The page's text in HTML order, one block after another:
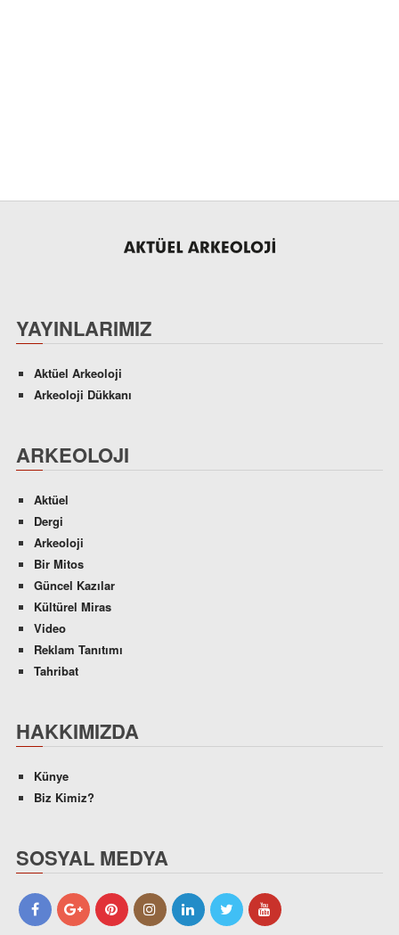
YAYINLARIMIZ
Aktüel Arkeoloji
Arkeoloji Dükkanı
ARKEOLOJI
Aktüel
Dergi
Arkeoloji
Bir Mitos
Güncel Kazılar
Kültürel Miras
Video
Reklam Tanıtımı
Tahribat
HAKKIMIZDA
Künye
Biz Kimiz?
SOSYAL MEDYA